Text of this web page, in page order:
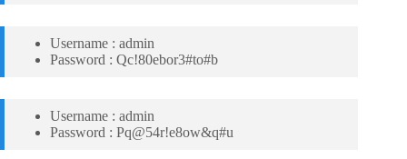
Username : admin
Password : Qc!80ebor3#to#b
Username : admin
Password : Pq@54r!e8ow&q#u